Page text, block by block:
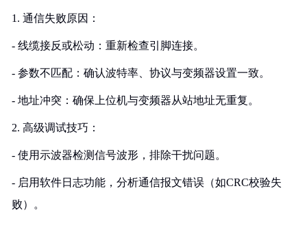
1. 通信失败原因：
- 线缆接反或松动：重新检查引脚连接。
- 参数不匹配：确认波特率、协议与变频器设置一致。
- 地址冲突：确保上位机与变频器从站地址无重复。
2. 高级调试技巧：
- 使用示波器检测信号波形，排除干扰问题。
- 启用软件日志功能，分析通信报文错误（如CRC校验失
败）。